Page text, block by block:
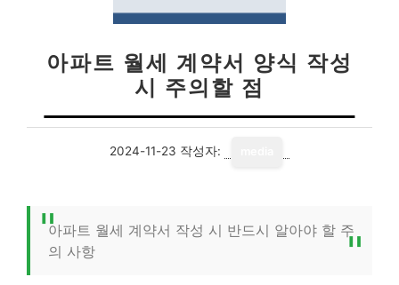
아파트 월세 계약서 양식 작성
시 주의할 점
2024-11-23 작성자:
아파트 월세 계약서 작성 시 반드시 알아야 할 주
의 사항